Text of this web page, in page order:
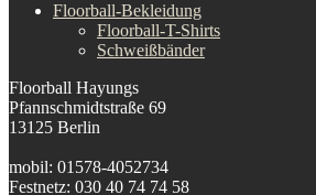
Floorball-Bekleidung
Floorball-T-Shirts
Schweißbänder
Floorball Hayungs
Pfannschmidtstraße 69
13125 Berlin
mobil: 01578-4052734
Festnetz: 030 40 74 74 58